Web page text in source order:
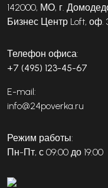
142000, МО, г.
Бизнес Центр Loft, оф.
Телефон офиса:
+7 (495) 123-45-67
E-mail:
info@24poverka.ru
Режим работы:
Пн-Пт, с 09:00 до 19:00